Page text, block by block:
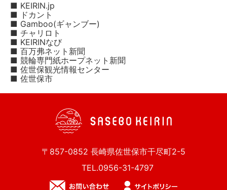
■ KEIRIN.jp
■ ドカント
■ Gamboo(ギャンブー)
■ チャリロト
■ KEIRINなび
■ 百万弗ネット新聞
■ 競輪専門紙ホープネット新聞
■ 佐世保観光情報センター
■ 佐世保市
〒857-0852 長崎県佐世保市干尽町2-5
TEL.0956-31-4797